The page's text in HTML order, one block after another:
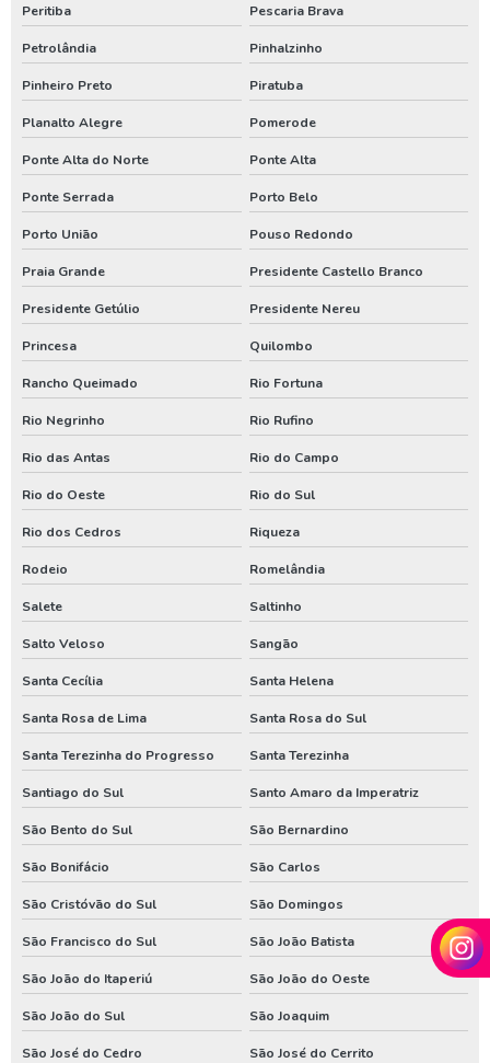
Perfurador de poço no rio grande do sul
Perfuração de poço em santa catarina
Perfuração de poço no parana
Peritiba Pescaria Brava
Petrolândia Pinhalzinho
Pinheiro Preto Piratuba
Planalto Alegre Pomerode
Ponte Alta do Norte Ponte Alta
Ponte Serrada Porto Belo
Porto União Pouso Redondo
Praia Grande Presidente Castello Branco
Presidente Getúlio Presidente Nereu
Princesa Quilombo
Rancho Queimado Rio Fortuna
Rio Negrinho Rio Rufino
Rio das Antas Rio do Campo
Rio do Oeste Rio do Sul
Rio dos Cedros Riqueza
Rodeio Romelândia
Salete Saltinho
Salto Veloso Sangão
Santa Cecília Santa Helena
Santa Rosa de Lima Santa Rosa do Sul
Santa Terezinha do Progresso Santa Terezinha
Santiago do Sul Santo Amaro da Imperatriz
São Bento do Sul São Bernardino
São Bonifácio São Carlos
São Cristóvão do Sul São Domingos
São Francisco do Sul São João Batista
São João do Itaperiú São João do Oeste
São João do Sul São Joaquim
São José do Cedro São José do Cerrito